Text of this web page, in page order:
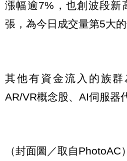
漲幅逾7%，也創波段新
張，為今日成交量第5大的
其他有資金流入的族群
AR/VR概念股、AI伺服器
（封面圖／取自PhotoAC）